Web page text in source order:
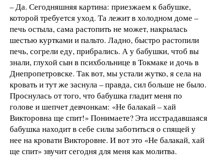
– Да. Сегодняшняя картина: приезжаем к бабушке,
которой требуется уход. Та лежит в холодном доме –
печь остыла, сама растопить не может, накрылась
шестью куртками и пальто. Ладно, быстро растопили
печь, согрели еду, прибрались. А у бабушки, чтоб вы
знали, глухой сын в психбольнице в Токмаке и дочь в
Днепропетровске. Так вот, мы устали жутко, я села на
кровать и тут же заснула – правда, сил больше не было.
Проснулась от того, что бабушка гладит меня по
голове и шепчет девчонкам: «Не балакай – хай
Викторовна ще спит!» Понимаете? Эта исстрадавшаяся
бабушка находит в себе силы заботиться о спящей у
нее на кровати Викторовне. И вот это «Не балакай, хай
ще спит» звучит сегодня для меня как молитва.